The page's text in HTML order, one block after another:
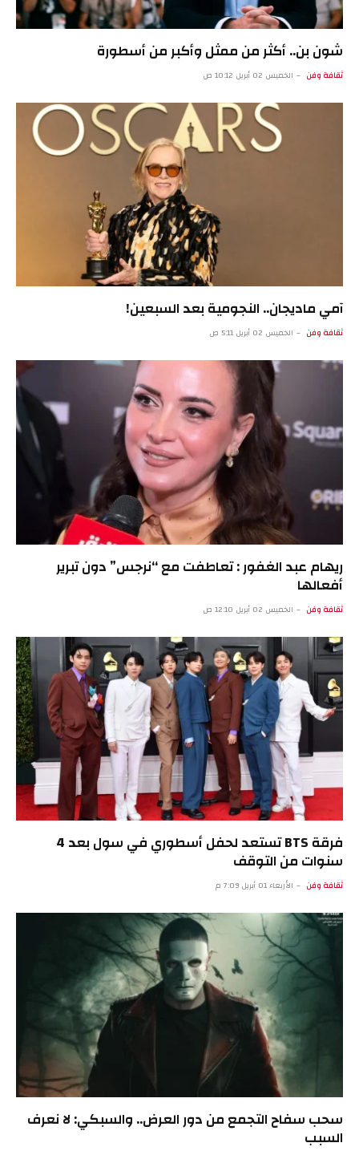
شون بن.. أكثر من ممثل وأكبر من أسطورة
ثقافة وفن الخميس 02 أبريل 10:12 ص
آمي ماديجان.. النجومية بعد السبعين!
ثقافة وفن الخميس 02 أبريل 5:11 ص
ريهام عبد الغفور : تعاطفت مع “نرجس” دون تبرير
أفعالها
ثقافة وفن الخميس 02 أبريل 12:10 ص
فرقة BTS تستعد لحفل أسطوري في سول بعد 4
سنوات من التوقف
ثقافة وفن الأربعاء 01 أبريل 7:09 م
سحب سفاح التجمع من دور العرض.. والسبكي: لا نعرف
السبب